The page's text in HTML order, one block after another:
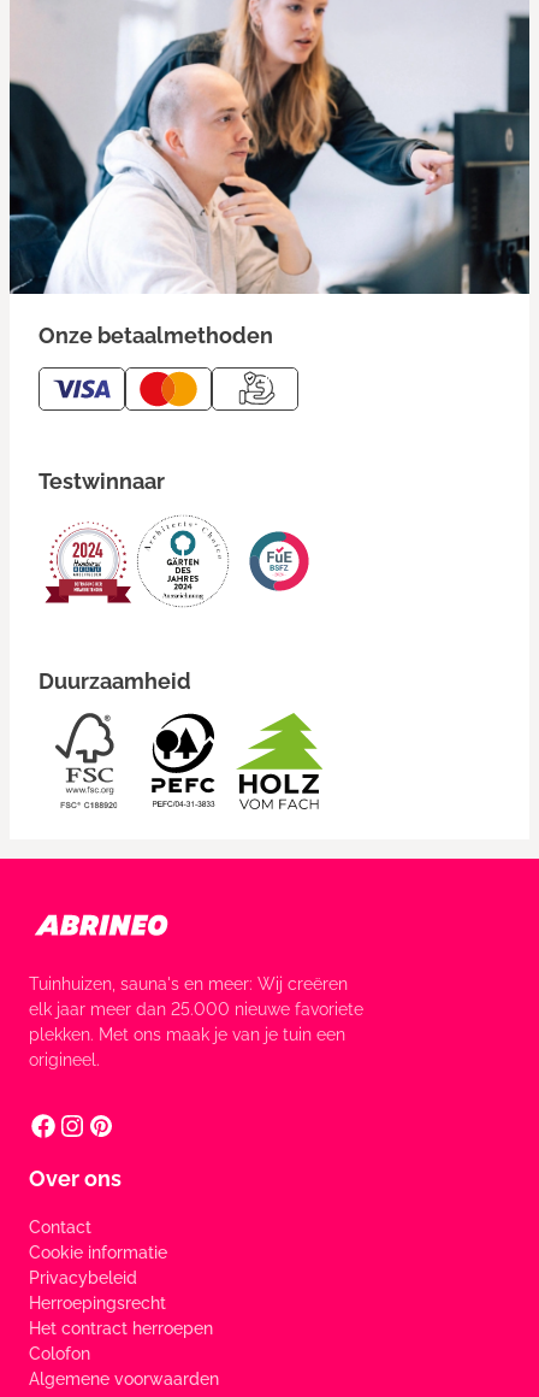
Onze betaalmethoden
Testwinnaar
Duurzaamheid
Tuinhuizen, sauna's en meer: Wij creëren
elk jaar meer dan 25.000 nieuwe favoriete
plekken. Met ons maak je van je tuin een
origineel.
Over ons
Contact
Cookie informatie
Privacybeleid
Herroepingsrecht
Het contract herroepen
Colofon
Algemene voorwaarden